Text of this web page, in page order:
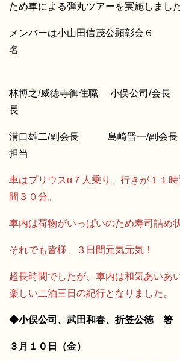
ため車による弾丸ツアーを実施しました
メンバーは小山田信茂公顕彰会６
林博之/威徳寺御住職 小俣公司/会
長
溝口雄二/副会長 島崎晋一/副会長
担当
車はプリウスα７人乗り、行きが１１
間３０分。
車内は荷物がいっぱいのため寿司詰め
それでも皆様、３日間元気元気！
超長時間でしたが、車内は和気あいあ
楽しい二泊三日の紀行となりました。
◆小俣公司、武田和春、折笠公徳 箸
３月１０日（金）